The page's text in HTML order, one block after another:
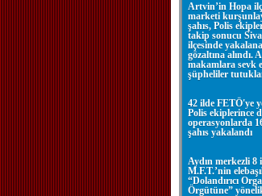
Artvin’in Hopa
marketi
şahıs, Polis
takip sonucu
ilçesinde
gözaltına alındı.
makamlara sevk
şüpheliler
42 ilde FETÖ'ye
Polis ekiplerince
operasyonlarda
şahıs yakalandı
Aydın merkezli 8
M.F.T.’nin
“Dolandırıcı
Örgütüne”